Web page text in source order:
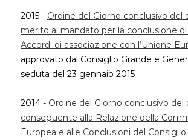
2015 - Ordine del Giorno conclusivo del
merito al mandato per la conclusione
Accordi di associazione con l’Unione
approvato dal Consiglio Grande e
seduta del 23 gennaio 2015
2014 - Ordine del Giorno conclusivo del
conseguente alla Relazione della
Europea e alle Conclusioni del